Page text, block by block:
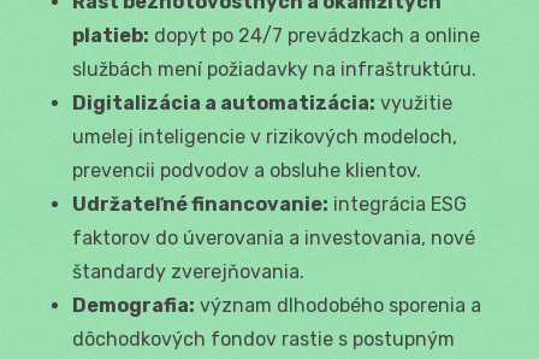
platieb: dopyt po 24/7 prevádzkach a online
službách mení požiadavky na infraštruktúru.
Digitalizácia a automatizácia: využitie
umelej inteligencie v rizikových modeloch,
prevencii podvodov a obsluhe klientov.
Udržateľné financovanie: integrácia ESG
faktorov do úverovania a investovania, nové
štandardy zverejňovania.
Demografia: význam dlhodobého sporenia a
dôchodkových fondov rastie s postupným